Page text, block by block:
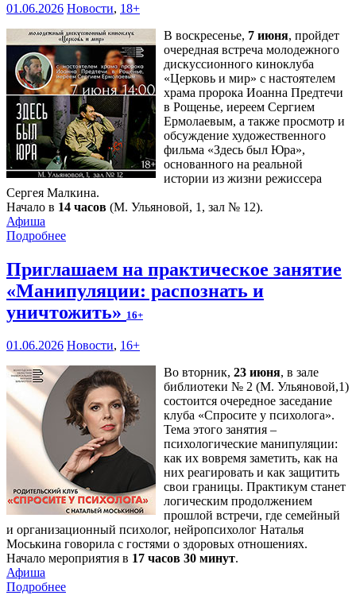
01.06.2026 Новости, 18+
В воскресенье, 7 июня, пройдет
очередная встреча молодежного
дискуссионного киноклуба
«Церковь и мир» с настоятелем
храма пророка Иоанна Предтечи
в Рощенье, иереем Сергием
Ермолаевым, а также просмотр и
обсуждение художественного
фильма «Здесь был Юра»,
основанного на реальной
истории из жизни режиссера
Сергея Малкина.
Начало в 14 часов (М. Ульяновой, 1, зал № 12).
Афиша
Подробнее
Приглашаем на практическое занятие
«Манипуляции: распознать и
уничтожить» 16+
01.06.2026 Новости, 16+
Во вторник, 23 июня, в зале
библиотеки № 2 (М. Ульяновой,1)
состоится очередное заседание
клуба «Спросите у психолога».
Тема этого занятия –
психологические манипуляции:
как их вовремя заметить, как на
них реагировать и как защитить
свои границы. Практикум станет
логическим продолжением
прошлой встречи, где семейный
и организационный психолог, нейропсихолог Наталья
Моськина говорила с гостями о здоровых отношениях.
Начало мероприятия в 17 часов 30 минут.
Афиша
Подробнее